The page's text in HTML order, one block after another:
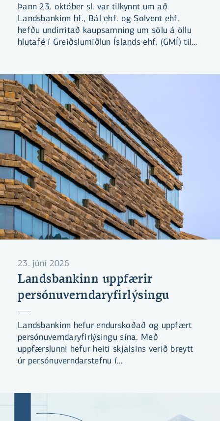
Þann 23. október sl. var tilkynnt um að
Landsbankinn hf., Bál ehf. og Solvent ehf.
hefðu undirritað kaupsamning um sölu á öllu
hlutafé í Greiðslumiðlun Íslands ehf. (GMÍ) til
Þann 28. maí sl. tilkynnti Samkeppniseftirlitið
að stofnunin hefði lokið rannsókn á kaupunum
og teldi ekki tilefni til frekari rannsóknar eða
íhlutunar.
23. júní 2026
Landsbankinn uppfærir
persónuverndaryfirlýsingu
Landsbankinn hefur endurskoðað og uppfært
persónuverndaryfirlýsingu sína. Með
uppfærslunni hefur heiti skjalsins verið breytt
úr persónuverndarstefnu í
viðskiptavini til að kynna sér efni hennar.